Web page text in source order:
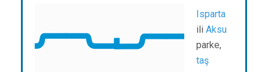
Isparta
ili Aksu
parke,
taş